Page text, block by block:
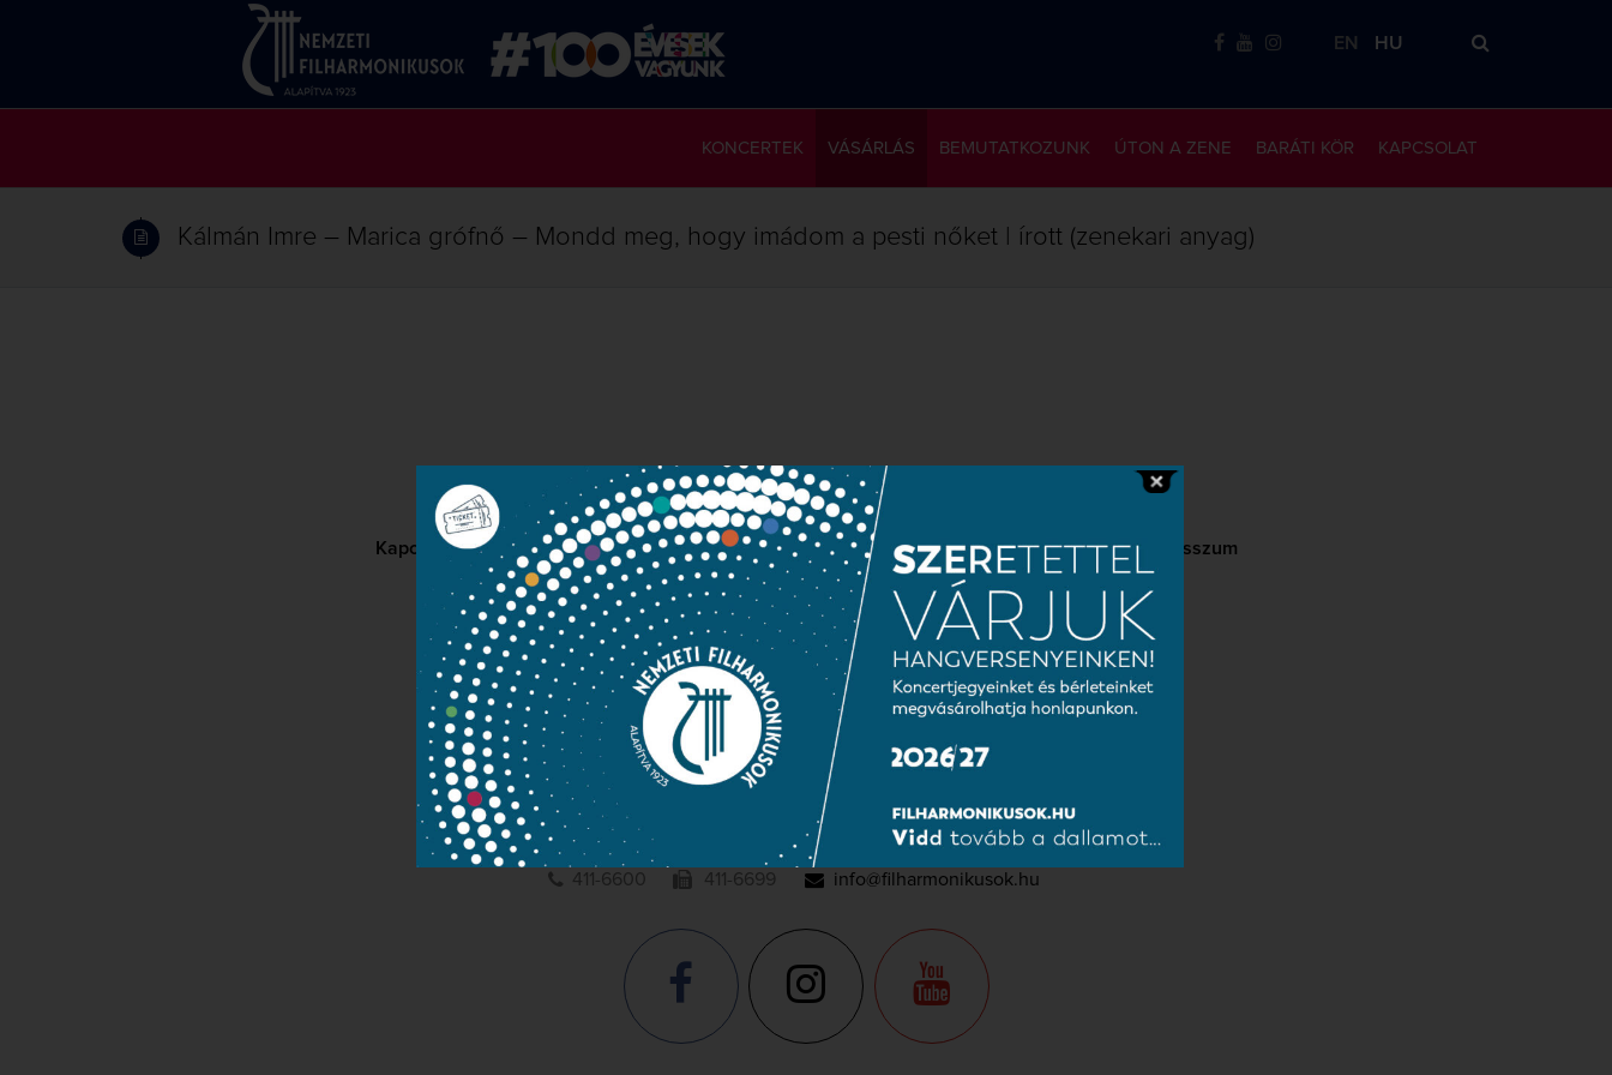
EN HU
KAPCSOLAT
BARÁTI KÖR
ÚTON A ZENE
KONCERTEK VÁSÁRLÁS BEMUTATKOZUNK
Kálmán Imre – Marica grófnő – Mondd meg, hogy imádom a pesti nőket | írott (zenekari anyag)
Kapcsolat Közérdekű adatok Sajtószoba Adatvédelem Impresszum
NEMZETI
FILHARMONIKUSOK
1095 Budapest, Komor Marcell u. 1. (Müpa)
411-6600
411-6699 info@filharmonikusok.hu